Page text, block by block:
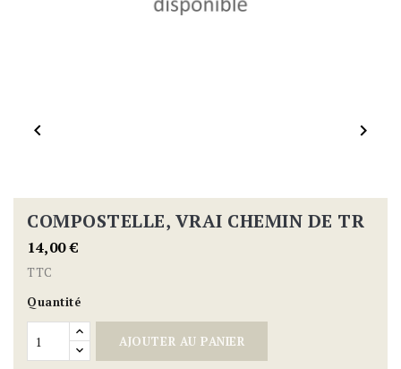
 
COMPOSTELLE, VRAI CHEMIN DE TR
14,00 €
TTC
Quantité
AJOUTER AU PANIER